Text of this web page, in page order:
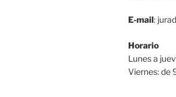
E-mail:
Horario
Lunes a
Viernes: de